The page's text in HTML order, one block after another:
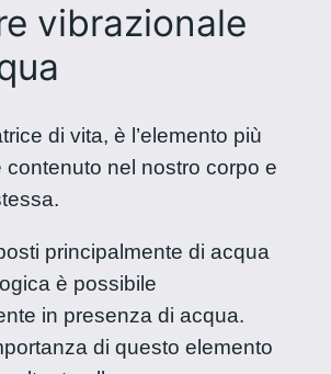
vibrazionale
di vita, è l’elemento più
contenuto nel nostro corpo e
principalmente di acqua
è possibile
in presenza di acqua.
di questo elemento